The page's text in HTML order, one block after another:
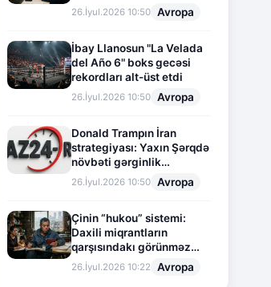
təsiri altında cari vəziyyət
26.İyul.2026 10:50 Avropa
İbay Llanosun "La Velada
del Año 6" boks gecəsi
rekordları alt-üst etdi
26.İyul.2026 10:50 Avropa
Donald Trampın İran
strategiyası: Yaxın Şərqdə
növbəti gərginlik
mərhələsi
26.İyul.2026 10:50 Avropa
Çinin “hukou” sistemi:
Daxili miqrantların
qarşısındakı görünməz
sədd
26.İyul.2026 10:22 Avropa